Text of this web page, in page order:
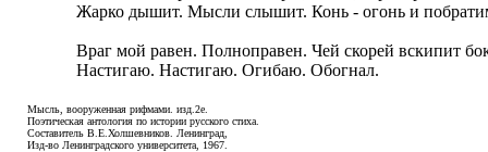
Жарко дышит. Мысли слышит. Конь - огонь и
Враг мой равен. Полноправен. Чей скорей вскипит
Настигаю. Настигаю. Огибаю. Обогнал.
Мысль, вооруженная рифмами. изд.2е.
Поэтическая антология по истории русского стиха.
Составитель В.Е.Холшевников. Ленинград,
Изд-во Ленинградского университета, 1967.